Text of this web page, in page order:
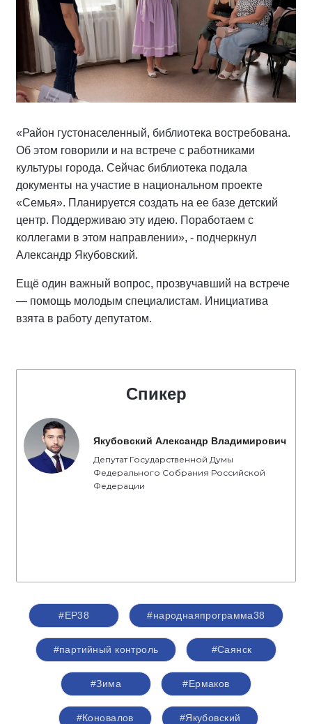
«Район густонаселенный, библиотека востребована.
Об этом говорили и на встрече с работниками
культуры города. Сейчас библиотека подала
документы на участие в национальном проекте
«Семья». Планируется создать на ее базе детский
центр. Поддерживаю эту идею. Поработаем с
коллегами в этом направлении», - подчеркнул
Александр Якубовский.
Ещё один важный вопрос, прозвучавший на встрече
— помощь молодым специалистам. Инициатива
взята в работу депутатом.
Спикер
Якубовский Александр Владимирович
Депутат Государственной Думы
Федерального Собрания Российской
Федерации
#ЕР38 #народнаяпрограмма38
#партийный контроль #Саянск
#Зима #Ермаков
#Коновалов #Якубовский